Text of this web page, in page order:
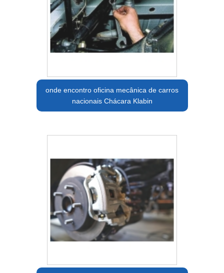
onde encontro oficina mecânica de carros
nacionais Chácara Klabin